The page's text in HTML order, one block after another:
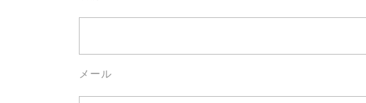
メール